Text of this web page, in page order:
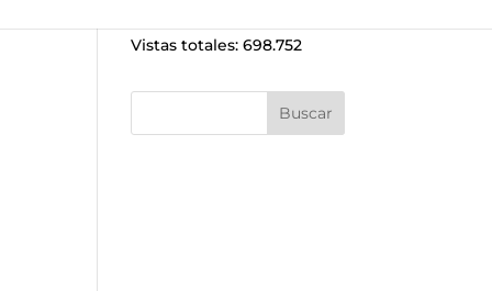
Vistas totales:698.752